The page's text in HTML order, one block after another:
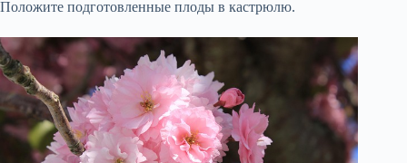
Положите подготовленные плоды в кастрюлю.